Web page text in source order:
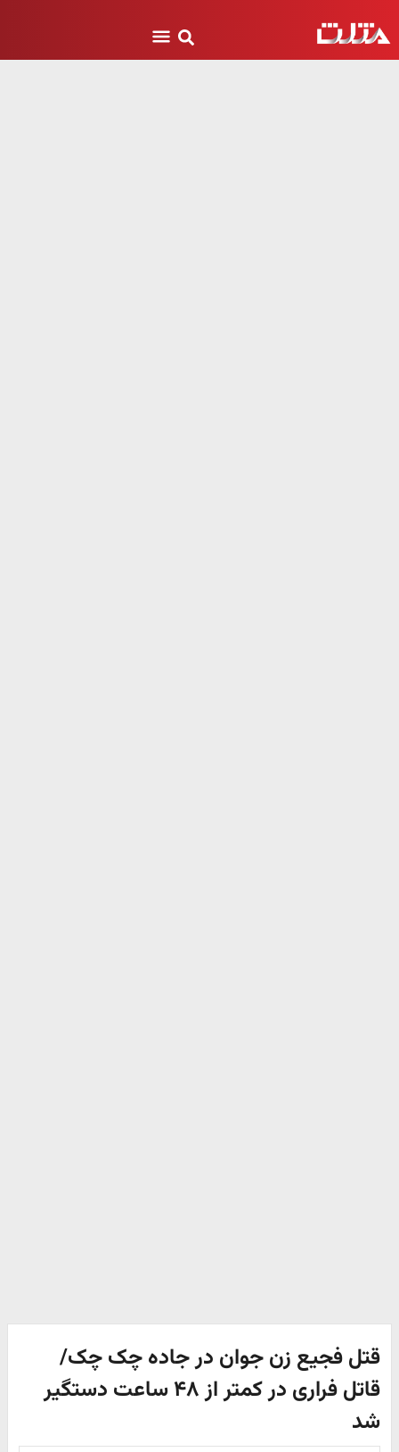
قتل فجیع زن جوان در جاده چک چک/
قاتل فراری در کمتر از ۴۸ ساعت دستگیر
شد